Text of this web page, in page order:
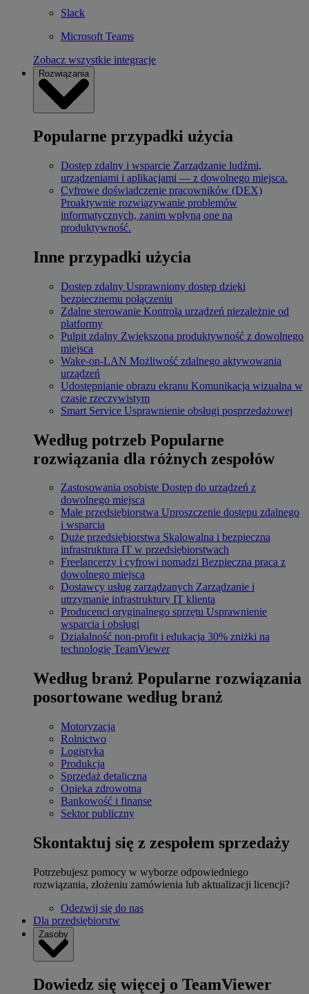
Slack
Microsoft Teams
Zobacz wszystkie integracje
Rozwiązania
Popularne przypadki użycia
Dostęp zdalny i wsparcie Zarządzanie ludźmi,
urządzeniami i aplikacjami — z dowolnego miejsca.
Cyfrowe doświadczenie pracowników (DEX)
Proaktywnie rozwiązywanie problemów
informatycznych, zanim wpłyną one na
produktywność.
Inne przypadki użycia
Dostęp zdalny Usprawniony dostęp dzięki
bezpiecznemu połączeniu
Zdalne sterowanie Kontrola urządzeń niezależnie od
platformy
Pulpit zdalny Zwiększona produktywność z dowolnego
miejsca
Wake-on-LAN Możliwość zdalnego aktywowania
urządzeń
Udostępnianie obrazu ekranu Komunikacja wizualna w
czasie rzeczywistym
Smart Service Usprawnienie obsługi posprzedażowej
Według potrzeb Popularne
rozwiązania dla różnych zespołów
Zastosowania osobiste Dostęp do urządzeń z
dowolnego miejsca
Małe przedsiębiorstwa Uproszczenie dostępu zdalnego
i wsparcia
Duże przedsiębiorstwa Skalowalna i bezpieczna
infrastruktura IT w przedsiębiorstwach
Freelancerzy i cyfrowi nomadzi Bezpieczna praca z
dowolnego miejsca
Dostawcy usług zarządzanych Zarządzanie i
utrzymanie infrastruktury IT klienta
Producenci oryginalnego sprzętu Usprawnienie
wsparcia i obsługi
Działalność non-profit i edukacja 30% zniżki na
technologię TeamViewer
Według branż Popularne rozwiązania
posortowane według branż
Motoryzacja
Rolnictwo
Logistyka
Produkcja
Sprzedaż detaliczna
Opieka zdrowotna
Bankowość i finanse
Sektor publiczny
Skontaktuj się z zespołem sprzedaży
Potrzebujesz pomocy w wyborze odpowiedniego
rozwiązania, złożeniu zamówienia lub aktualizacji licencji?
Odezwij się do nas
Dla przedsiębiorstw
Zasoby
Dowiedz się więcej o TeamViewer